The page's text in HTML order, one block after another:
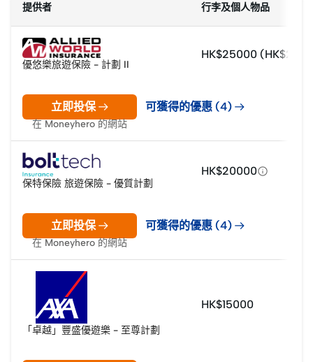
提供者 行李及個人物品
優悠樂旅遊保險 - 計劃 II
HK$25000
可獲得的優惠 (4)
立即投保
在 Moneyhero 的網站
保特保險 旅遊保險 - 優質計劃
HK$20000
可獲得的優惠 (4)
立即投保
在 Moneyhero 的網站
「卓越」豐盛優遊樂 - 至尊計劃
HK$15000